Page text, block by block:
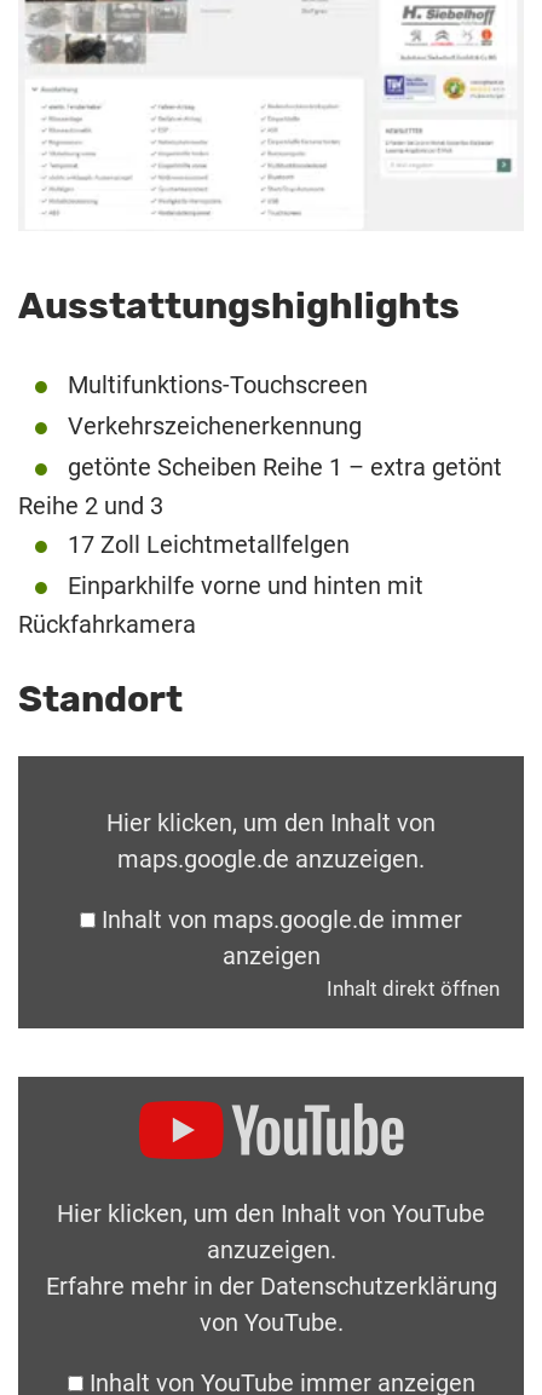
Ausstattungshighlights
Multifunktions-Touchscreen
Verkehrszeichenerkennung
getönte Scheiben Reihe 1 – extra getönt
Reihe 2 und 3
17 Zoll Leichtmetallfelgen
Einparkhilfe vorne und hinten mit
Rückfahrkamera
Standort
Hier klicken, um den Inhalt von
maps.google.de anzuzeigen.
Inhalt von maps.google.de immer
anzeigen
Inhalt direkt öffnen
Hier klicken, um den Inhalt von YouTube
anzuzeigen.
Erfahre mehr in der Datenschutzerklärung
von YouTube.
Inhalt von YouTube immer anzeigen